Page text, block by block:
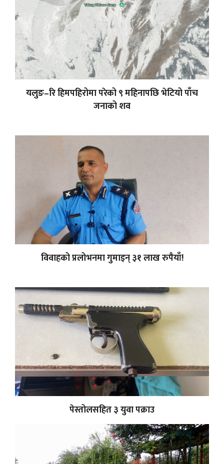
यलुङ–रि हिमपहिरोमा परेको ९ महिनापछि भेटियो पाँच
जनाको शव
विवाहको प्रलोभनमा गुमाइन् ३१ लाख रुपैयाँ!
पेस्तोलसहित ३ युवा पक्राउ